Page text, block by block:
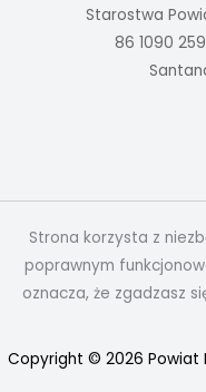
Starostwa
86 1090
Strona korzysta z
poprawnym
oznacza, że zgadzasz
Copyright © 2026 Powiat